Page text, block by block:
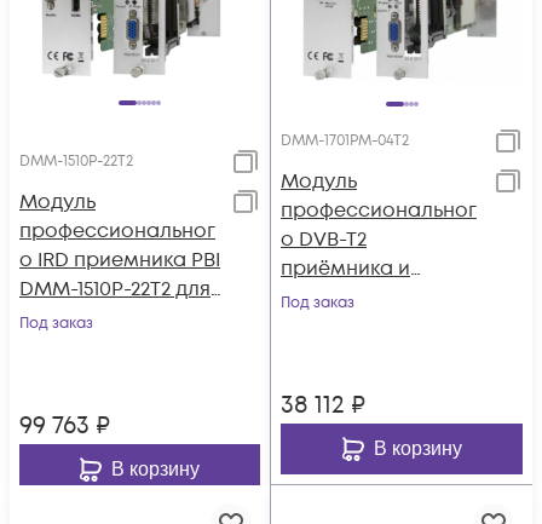
DMM-1510P-22T2
Модуль
профессиональног
о IRD приемника PBI
DMM-1510P-22T2 для
цифровой ГС PBI
Под заказ
99 763 ₽
В корзину
DMM-1701PM-04T2
Модуль
профессиональног
о DVB-T2
приёмника и
двойного
Под заказ
38 112 ₽
В корзину